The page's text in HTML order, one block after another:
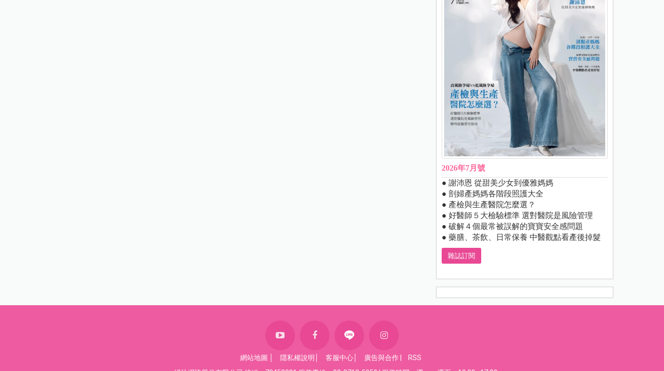
2026年7月號
● 謝沛恩 從甜美少女到優雅媽媽
● 剖婦產媽媽各階段照護大全
● 產檢與生產醫院怎麼選？
● 好醫師５大檢驗標準 選對醫院是風險管理
● 破解４個最常被誤解的寶寶安全感問題
● 藥膳、茶飲、日常保養 中醫觀點看產後掉髮
雜誌訂閱
網站地圖 隱私權說明 客服中心 廣告與合作
RSS